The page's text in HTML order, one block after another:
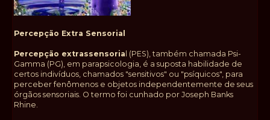
Percepção Extra Sensorial
Percepção extrassensoria l (PES), também chamada Psi-
Gamma (PG), em parapsicologia, é a suposta habilidade de
certos indivíduos, chamados "sensitivos" ou "psíquicos", para
perceber fenômenos e objetos independentemente de seus
órgãos sensoriais. O termo foi cunhado por Joseph Banks
Rhine.